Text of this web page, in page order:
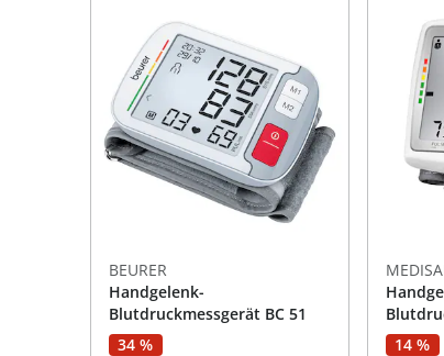
BEURER
Handgelenk-
Blutdruckmessgerät BC 51
34 %
14 %